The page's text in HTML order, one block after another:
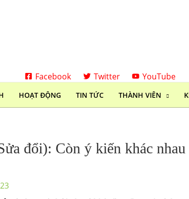
Facebook Twitter YouTube
HOẠT ĐỘNG TIN TỨC THÀNH VIÊN
đổi): Còn ý kiến khác